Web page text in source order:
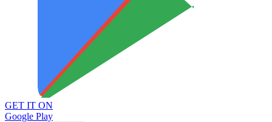
GET IT ON
Google Play